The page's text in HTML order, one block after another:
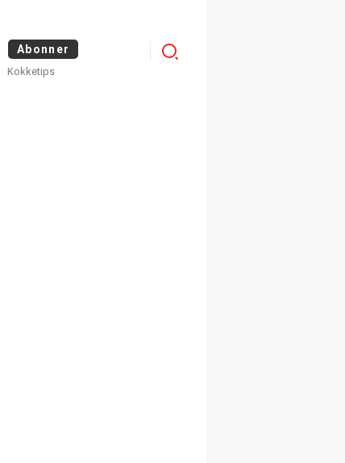
Abonner
Kokketips
Logg